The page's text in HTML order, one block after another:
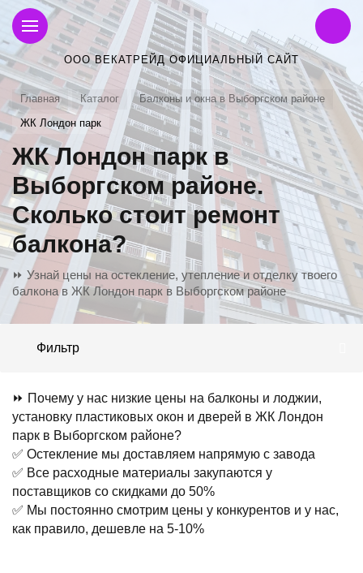
ООО ВЕКАТРЕЙД ОФИЦИАЛЬНЫЙ САЙТ
Главная Каталог
Балконы и окна в Выборгском районе
ЖК Лондон парк
ЖК Лондон парк в
Выборгском районе.
Сколько стоит ремонт
балкона?
⏩ Узнай цены на остекление, утепление и отделку твоего
балкона в ЖК Лондон парк в Выборгском районе
Фильтр
⏩ Почему у нас низкие цены на балконы и лоджии,
установку пластиковых окон и дверей в ЖК Лондон
парк в Выборгском районе?
✅ Остекление мы доставляем напрямую с завода
✅ Все расходные материалы закупаются у
поставщиков со скидками до 50%
✅ Мы постоянно смотрим цены у конкурентов и у нас,
как правило, дешевле на 5-10%